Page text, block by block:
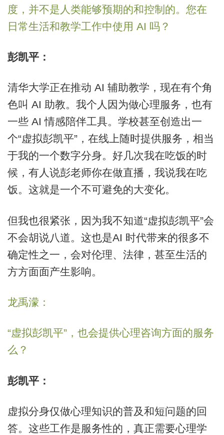
度，并不是人类能够预期的和控制的。您在
日常生活和教学工作中使用 AI 吗？
彭凯平：
清华大学正在推动 AI 辅助教学，现在有个角
色叫 AI 助教。我个人因为做心理服务，也有
一些 AI 情感陪伴工具。学校甚至创造出一
个“虚拟彭凯平”，在线上随时提供服务，相当
于我的一个数字分身。好几次我在吃饭的时
候，有人说彭老师你在做直播，我说我在吃
饭。这就是一个不可避免的大变化。
但我也很紧张，因为我不知道“虚拟彭凯平”会
不会胡说八道。这也是AI 时代带来的很多不
确定性之一，会对伦理、法律，甚至生活的
方方面面产生影响。
龙禹濛：
“虚拟彭凯平”，也会提供心理咨询方面的服务
么？
彭凯平：
虚拟分身仅做心理知识的普及和短问题的回
答。这些工作是服务性的，真正需要心理学